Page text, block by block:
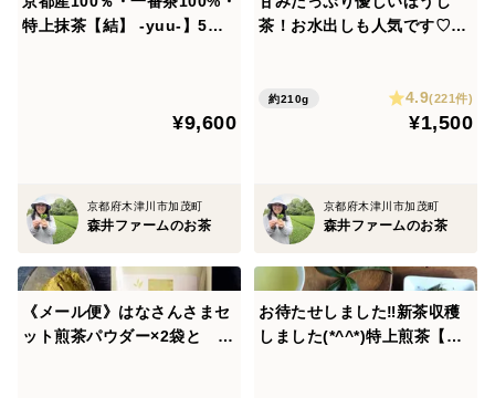
くる要因とされています。
やぶきた・さやまかおり（早生品種）のブレンド。
堆肥 不使用】
特上抹茶【結】 -yuu-】5袋
料・除草剤・畜産堆肥すべて
¥9,600
京都府木津川市加茂町
森井ファームのお茶
茶！お水出しも人気です♡深
気です♡京都産100%・一番
茶100%（農薬・化学肥料・
約210g 4.9(221件)
¥1,500
京都府木津川市加茂町
森井ファームのお茶
《メール便》はなさんさまセ
ット煎茶パウダー×2袋と 特
お待たせしました‼新茶収穫
しました(*^^*)特上煎茶【月